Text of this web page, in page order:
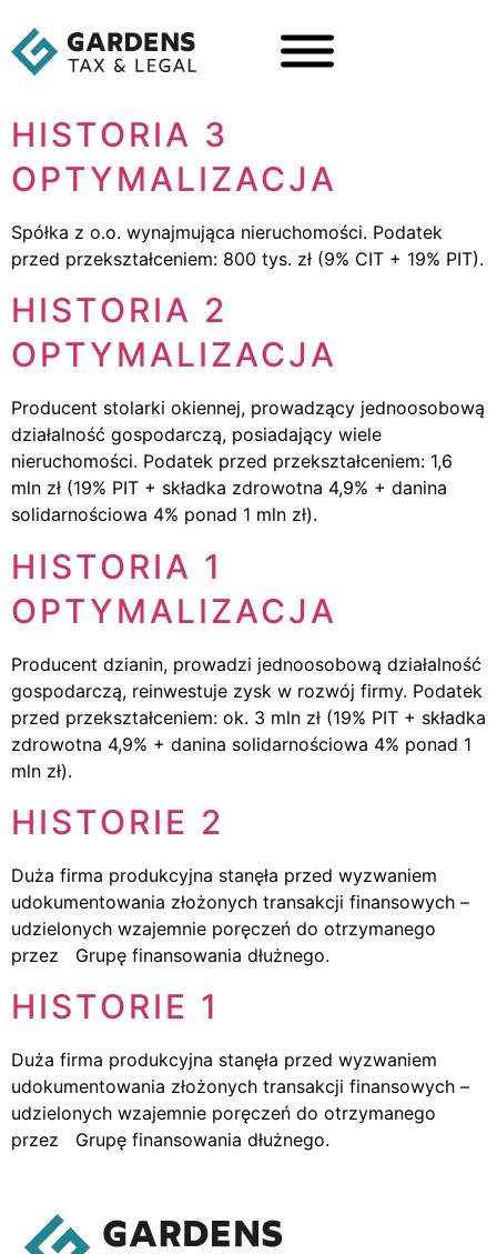
HISTORIA 3
OPTYMALIZACJA
Spółka z o.o. wynajmująca nieruchomości. Podatek
przed przekształceniem: 800 tys. zł (9% CIT + 19% PIT).
HISTORIA 2
OPTYMALIZACJA
Producent stolarki okiennej, prowadzący jednoosobową
działalność gospodarczą, posiadający wiele
nieruchomości. Podatek przed przekształceniem: 1,6
mln zł (19% PIT + składka zdrowotna 4,9% + danina
solidarnościowa 4% ponad 1 mln zł).
HISTORIA 1
OPTYMALIZACJA
Producent dzianin, prowadzi jednoosobową działalność
gospodarczą, reinwestuje zysk w rozwój firmy. Podatek
przed przekształceniem: ok. 3 mln zł (19% PIT + składka
zdrowotna 4,9% + danina solidarnościowa 4% ponad 1
mln zł).
HISTORIE 2
Duża firma produkcyjna stanęła przed wyzwaniem
udokumentowania złożonych transakcji finansowych –
udzielonych wzajemnie poręczeń do otrzymanego
przez Grupę finansowania dłużnego.
HISTORIE 1
Duża firma produkcyjna stanęła przed wyzwaniem
udokumentowania złożonych transakcji finansowych –
udzielonych wzajemnie poręczeń do otrzymanego
przez Grupę finansowania dłużnego.